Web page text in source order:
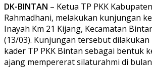
DK-BINTAN – Ketua TP PKK
Rahmadhani, melakukan kunjungan
Inayah Km 21 Kijang, Kecamatan
(13/03). Kunjungan tersebut dilakukan
kader TP PKK Bintan sebagai bentuk
ajang mempererat silaturahmi di bulan